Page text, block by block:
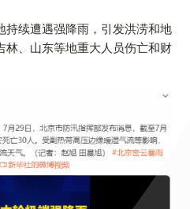
持续遭遇强降雨，引发洪涝和地
林、山东等地重大人员伤亡和财